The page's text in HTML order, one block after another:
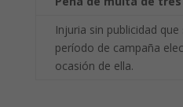
Injuria sin publicidad
período de campaña
ocasión de ella.